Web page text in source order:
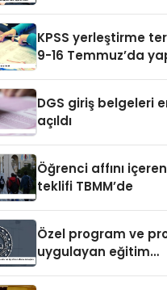
KPSS yerleştirme
9-16 Temmuz’da
DGS giriş belgeleri
açıldı
Öğrenci affını
teklifi TBMM’de
Özel program ve
uygulayan eğitim